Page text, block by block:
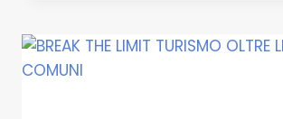
2018
PETRALIA